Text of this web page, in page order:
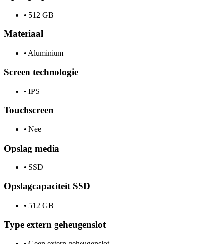
• 512 GB
Materiaal
• Aluminium
Screen technologie
• IPS
Touchscreen
• Nee
Opslag media
• SSD
Opslagcapaciteit SSD
• 512 GB
Type extern geheugenslot